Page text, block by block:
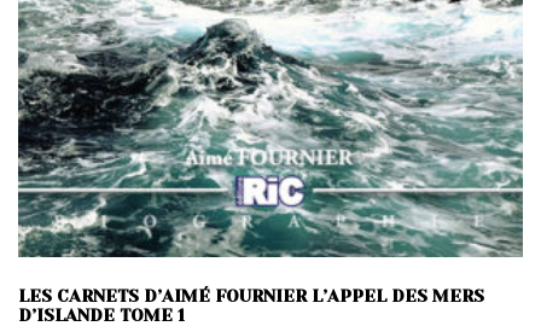
LES CARNETS D’AIMÉ FOURNIER L’APPEL DES MERS
D’ISLANDE TOME 1